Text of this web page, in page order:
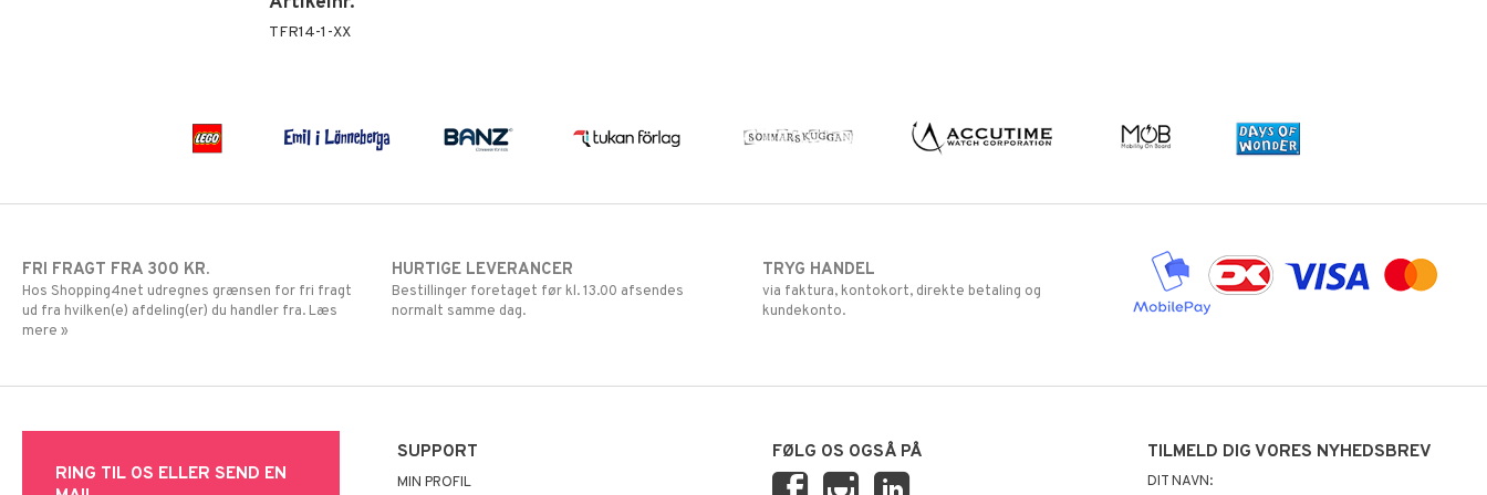
TFR14-1-XX
FRI FRAGT FRA 300 KR.
Hos Shopping4net udregnes grænsen for fri fragt
ud fra hvilken(e) afdeling(er) du handler fra. Læs
mere »
HURTIGE LEVERANCER
Bestillinger foretaget før kl. 13.00 afsendes
normalt samme dag.
TRYG HANDEL
via faktura, kontokort, direkte betaling og
kundekonto.
RING TIL OS ELLER SEND EN
SUPPORT
MIN PROFIL
FØLG OS OGSÅ PÅ TILMELD DIG VORES NYHEDSBREV
DIT NAVN: